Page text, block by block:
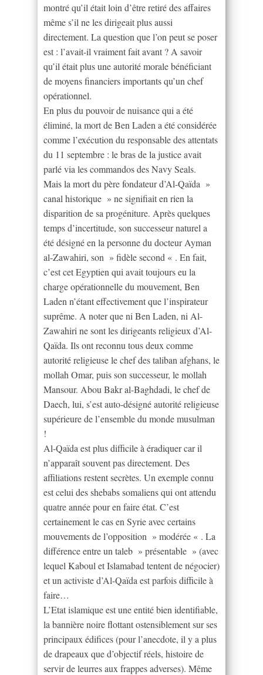
montré qu’il était loin d’être retiré des affaires
même s’il ne les dirigeait plus aussi
directement. La question que l’on peut se poser
est : l’avait-il vraiment fait avant ? A savoir
qu’il était plus une autorité morale bénéficiant
de moyens financiers importants qu’un chef
opérationnel.
En plus du pouvoir de nuisance qui a été
éliminé, la mort de Ben Laden a été considérée
comme l’exécution du responsable des attentats
du 11 septembre : le bras de la justice avait
parlé via les commandos des Navy Seals.
Mais la mort du père fondateur d’Al-Qaïda »
canal historique » ne signifiait en rien la
disparition de sa progéniture. Après quelques
temps d’incertitude, son successeur naturel a
été désigné en la personne du docteur Ayman
al-Zawahiri, son » fidèle second « . En fait,
c’est cet Egyptien qui avait toujours eu la
charge opérationnelle du mouvement, Ben
Laden n’étant effectivement que l’inspirateur
suprême. A noter que ni Ben Laden, ni Al-
Zawahiri ne sont les dirigeants religieux d’Al-
Qaïda. Ils ont reconnu tous deux comme
autorité religieuse le chef des taliban afghans, le
mollah Omar, puis son successeur, le mollah
Mansour. Abou Bakr al-Baghdadi, le chef de
Daech, lui, s’est auto-désigné autorité religieuse
supérieure de l’ensemble du monde musulman
!
Al-Qaïda est plus difficile à éradiquer car il
n’apparaît souvent pas directement. Des
affiliations restent secrètes. Un exemple connu
est celui des shebabs somaliens qui ont attendu
quatre année pour en faire état. C’est
certainement le cas en Syrie avec certains
mouvements de l’opposition » modérée « . La
différence entre un taleb » présentable » (avec
lequel Kaboul et Islamabad tentent de négocier)
et un activiste d’Al-Qaïda est parfois difficile à
faire…
L’Etat islamique est une entité bien identifiable,
la bannière noire flottant ostensiblement sur ses
principaux édifices (pour l’anecdote, il y a plus
de drapeaux que d’objectif réels, histoire de
servir de leurres aux frappes adverses). Même